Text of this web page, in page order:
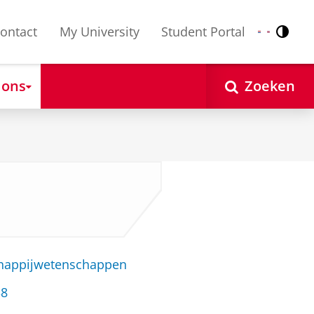
My University Student Portal Nederlands
English
Zoeken